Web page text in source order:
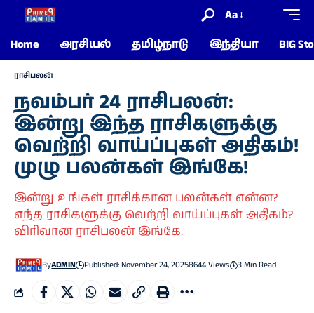
Aa
Home
அரசியல் தமிழ்நாடு இந்தியா BIG
ராசிபலன்
நவம்பர் 24 ராசிபலன்:
இன்று இந்த ராசிகளுக்கு
வெற்றி வாய்ப்புகள் அதிகம்!
முழு பலன்கள் இங்கே!
இன்று உங்கள் ராசிக்கான பலன்கள் என்ன?
எந்த ராசிகளுக்கு வெற்றி வாய்ப்புகள் அதிகம்?
விரிவான ராசிபலன் இங்கே.
ByADMIN Published: November 24, 20258644 Views 3 Min Read